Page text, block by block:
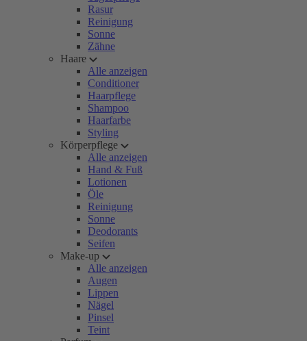
Rasur
Reinigung
Sonne
Zähne
Haare
Alle anzeigen
Conditioner
Haarpflege
Shampoo
Haarfarbe
Styling
Körperpflege
Alle anzeigen
Hand & Fuß
Lotionen
Öle
Reinigung
Sonne
Deodorants
Seifen
Make-up
Alle anzeigen
Augen
Lippen
Nägel
Pinsel
Teint